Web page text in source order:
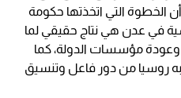
الخطوة التي اتخذتها حكومة
في عدن هي نتاج حقيقي لما
مؤسسات الدولة، كما
روسيا من دور فاعل وتنسيق